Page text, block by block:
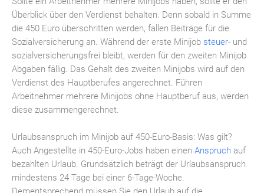
Überblick über den Verdienst behalten. Denn sobald in Summe
die 450 Euro überschritten werden, fallen Beiträge für die
Sozialversicherung an. Während der erste Minijob steuer- und
sozialversicherungsfrei bleibt, werden für den zweiten Minijob
Abgaben fällig. Das Gehalt des zweiten Minijobs wird auf den
Verdienst des Hauptberufes angerechnet. Führen
Arbeitnehmer mehrere Minijobs ohne Hauptberuf aus, werden
diese zusammengerechnet.
Urlaubsanspruch im Minijob auf 450-Euro-Basis: Was gilt?
Auch Angestellte in 450-Euro-Jobs haben einen Anspruch auf
bezahlten Urlaub. Grundsätzlich beträgt der Urlaubsanspruch
mindestens 24 Tage bei einer 6-Tage-Woche.